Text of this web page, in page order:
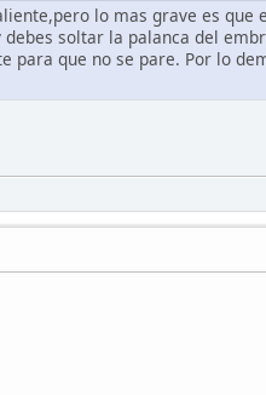
lo mas grave es que
soltar la palanca del
para que no se pare. Por lo